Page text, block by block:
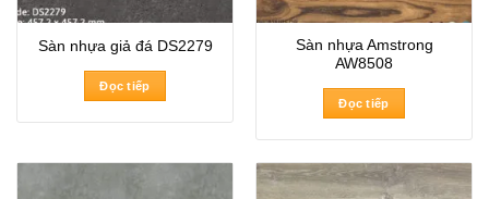
Sàn nhựa giả đá DS2279
Đọc tiếp
Sàn nhựa Amstrong
AW8508
Đọc tiếp